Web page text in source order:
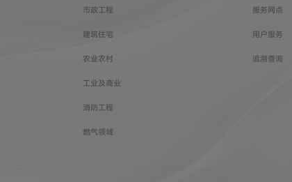
市政工程
建筑住宅
农业农村
工业及商业
消防工程
燃气领域
服务网点
用户服务
追溯查询